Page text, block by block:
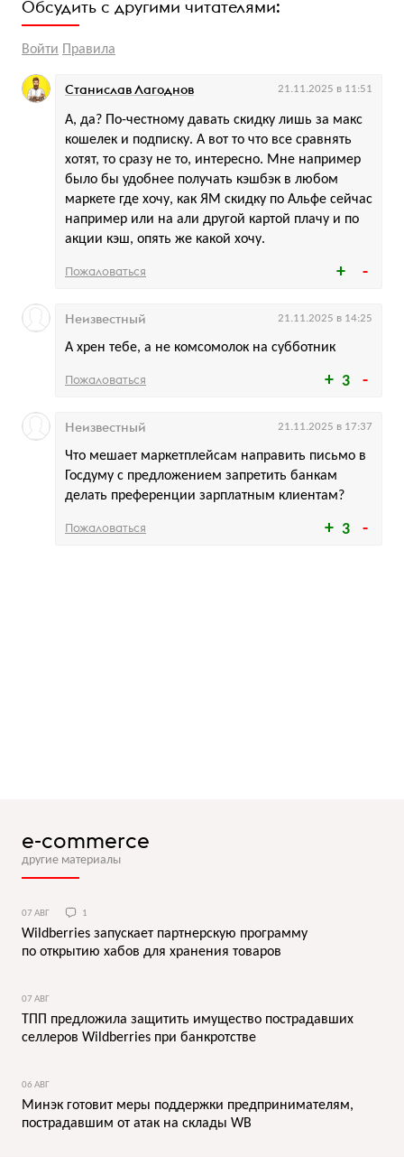
Обсудить с другими читателями:
Войти Правила
А, да? По-честному давать скидку лишь за макс
кошелек и подписку. А вот то что все сравнять
хотят, то сразу не то, интересно. Мне например
было бы удобнее получать кэшбэк в любом
маркете где хочу, как ЯМ скидку по Альфе сейчас
например или на али другой картой плачу и по
акции кэш, опять же какой хочу.
Станислав Лагоднов 21.11.2025 в 11:51
Пожаловаться
3
А хрен тебе, а не комсомолок на субботник
Неизвестный 21.11.2025 в 14:25
Пожаловаться
3
Что мешает маркетплейсам направить письмо в
Госдуму с предложением запретить банкам
делать преференции зарплатным клиентам?
Неизвестный 21.11.2025 в 17:37
Пожаловаться
e-commerce
другие материалы
07 АВГ 1
Wildberries запускает партнерскую программу
по открытию хабов для хранения товаров
07 АВГ
ТПП предложила защитить имущество пострадавших
селлеров Wildberries при банкротстве
06 АВГ
Минэк готовит меры поддержки предпринимателям,
пострадавшим от атак на склады WB